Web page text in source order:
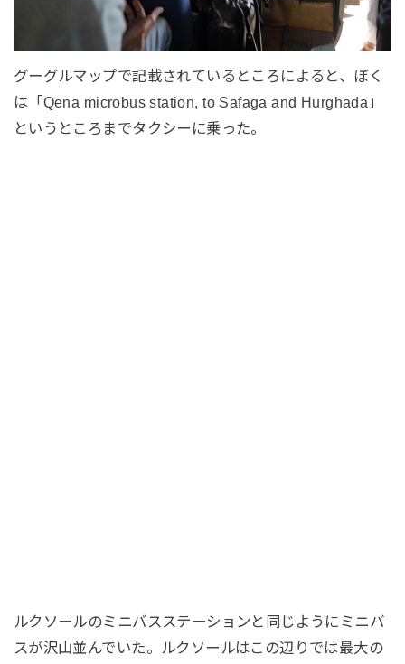
グーグルマップで記載されているところによると、ぼく
は「Qena microbus station, to Safaga and Hurghada」
というところまでタクシーに乗った。
ルクソールのミニバスステーションと同じようにミニバ
スが沢山並んでいた。ルクソールはこの辺りでは最大の